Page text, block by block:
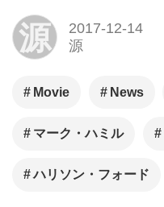
源
2017-12-14
源
Movie News
マーク・ハミル
ハリソン・フォード